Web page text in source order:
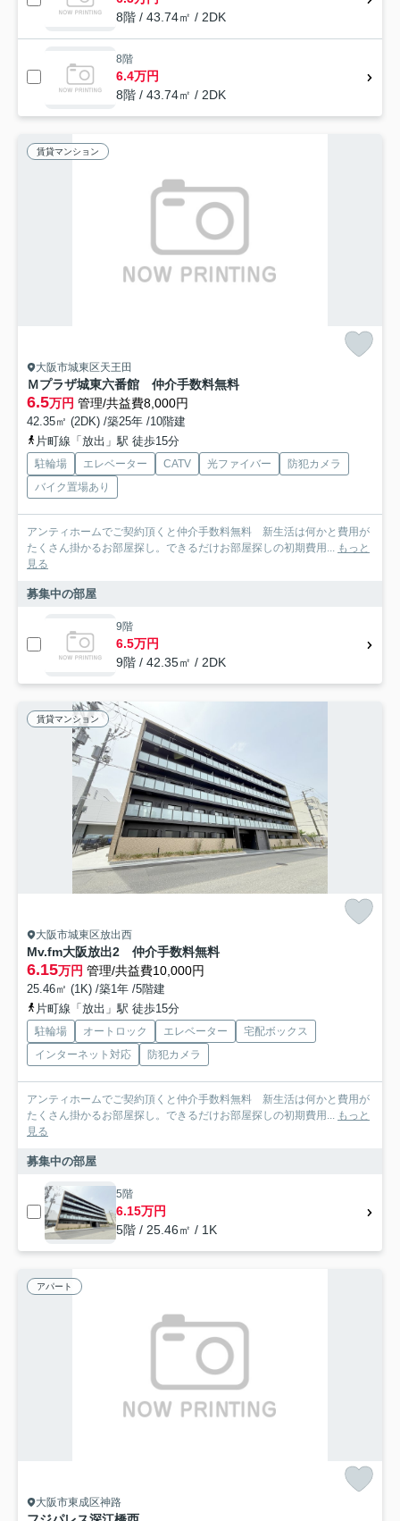
8階 / 43.74㎡ / 2DK
8階
6.4万円
8階 / 43.74㎡ / 2DK
賃貸マンション
大阪市城東区天王田
Ｍプラザ城東六番館 仲介手数料無料
6.5万円 管理/共益費8,000円
42.35㎡ (2DK) /築25年 /10階建
片町線「放出」駅 徒歩15分
駐輪場 エレベーター CATV 光ファイバー
防犯カメラ
バイク置場あり
アンティホームでご契約頂くと仲介手数料無料 新生活は何かと費用が
たくさん掛かるお部屋探し。できるだけお部屋探しの初期費用... もっと
見る
募集中の部屋
9階
6.5万円
9階 / 42.35㎡ / 2DK
賃貸マンション
大阪市城東区放出西
Mv.fm大阪放出2 仲介手数料無料
6.15万円 管理/共益費10,000円
25.46㎡ (1K) /築1年 /5階建
片町線「放出」駅 徒歩15分
駐輪場 オートロック エレベーター
宅配ボックス
インターネット対応
防犯カメラ
アンティホームでご契約頂くと仲介手数料無料 新生活は何かと費用が
たくさん掛かるお部屋探し。できるだけお部屋探しの初期費用... もっと
見る
募集中の部屋
5階
6.15万円
5階 / 25.46㎡ / 1K
アパート
大阪市東成区神路